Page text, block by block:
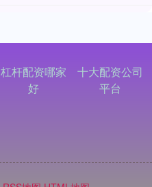
杠杆配资哪家
好
十大配资公司
平台